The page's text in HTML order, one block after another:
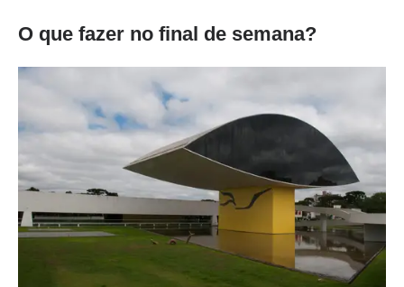
O que fazer no final de semana?